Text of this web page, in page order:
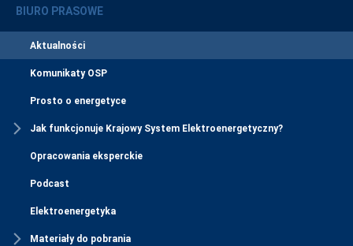
BIURO PRASOWE
Aktualności
Komunikaty OSP
Prosto o energetyce
Jak funkcjonuje Krajowy System Elektroenergetyczny?
Opracowania eksperckie
Podcast
Elektroenergetyka
Materiały do pobrania